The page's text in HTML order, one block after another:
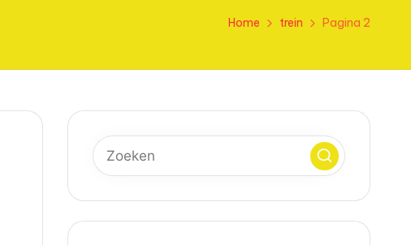
Home trein Pagina 2